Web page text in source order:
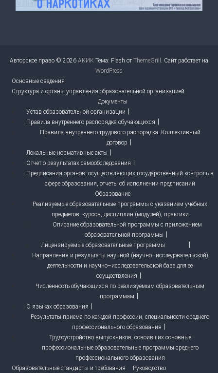
Авторское право © 2026 АКИК Тема: Flash отThemeGrill . Сайт работает на
WordPress
Основные сведения
Структура и органы управления образовательной организацией
Документы
Устав образовательной организации
Правила внутреннего распорядка обучающихся
Правила внутреннего трудового распорядка. Коллективный
договор
Локальные нормативные акты
Отчет о результатах самообследования
Предписания органов, осуществляющих государственный контроль в
сфере образования, отчеты об исполнении предписаний
Образование
Реализуемые образовательные программы с указанием учебных
предметов, курсов, дисциплин (модулей), практики
Описание образовательной программы с приложением
образовательной программы
Лицензируемые образовательные программы
Направления и результаты научной (научно–исследовательской)
деятельности и научно–исследовательской базе для ее
осуществления
Численность обучающихся по реализуемым образовательным
программам
О языках образования
Результаты приема по каждой профессии, специальности среднего
профессионального образования
Трудоустройство выпускников, освоивших основные
профессиональные образовательные программы среднего
профессионального образования
Образовательные стандарты и требования
Руководство